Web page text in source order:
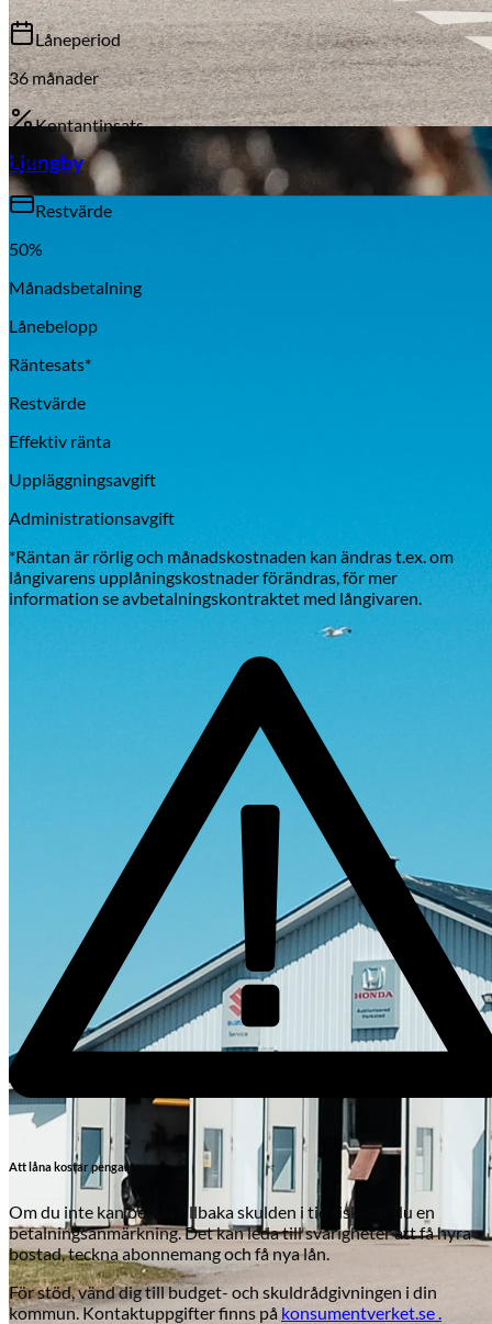
Aixiam
Ljungby
Låneperiod
36månader
Kontantinsats
20%
Restvärde
50%
Månadsbetalning
Lånebelopp
Räntesats*
Restvärde
Effektiv ränta
Uppläggningsavgift
Administrationsavgift
*Räntan är rörlig och månadskostnaden kan ändras t.ex. om
långivarens upplåningskostnader förändras, för mer
information se avbetalningskontraktet med långivaren.
Att låna kostar pengar!
Om du inte kan betala tillbaka skulden i tid riskerar du en
betalningsanmärkning. Det kan leda till svårigheter att få hyra
bostad, teckna abonnemang och få nya lån.
För stöd, vänd dig till budget- och skuldrådgivningen i din
kommun. Kontaktuppgifter finns på konsumentverket.se .